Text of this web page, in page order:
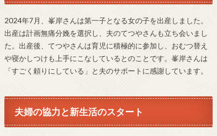
2024年7月、峯岸さんは第一子となる女の子を出産しました。
出産は計画無痛分娩を選択し、夫のてつやさんも立ち会いまし
た。出産後、てつやさんは育児に積極的に参加し、おむつ替え
や寝かしつけも上手にこなしているとのことです。峯岸さんは
「すごく頼りにしている」と夫のサポートに感謝しています。
夫婦の協力と新生活のスタート